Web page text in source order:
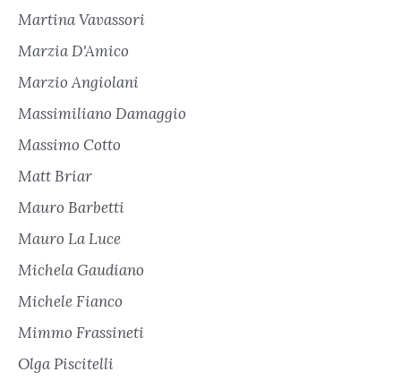
Martina Vavassori
Marzia D'Amico
Marzio Angiolani
Massimiliano Damaggio
Massimo Cotto
Matt Briar
Mauro Barbetti
Mauro La Luce
Michela Gaudiano
Michele Fianco
Mimmo Frassineti
Olga Piscitelli